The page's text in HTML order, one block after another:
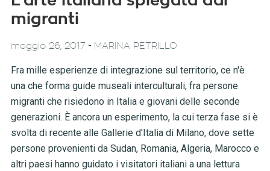
migranti
maggio 26, 2017 - MARINA PETRILLO
Fra mille esperienze di integrazione sul territorio, ce n'è
una che forma guide museali interculturali, fra persone
migranti che risiedono in Italia e giovani delle seconde
generazioni. È ancora un esperimento, la cui terza fase si è
svolta di recente alle Gallerie d'Italia di Milano, dove sette
persone provenienti da Sudan, Romania, Algeria, Marocco e
altri paesi hanno guidato i visitatori italiani a una lettura